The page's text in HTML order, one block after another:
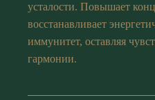
усталости. Повышает
восстанавливает
иммунитет, оставляя
гармонии.